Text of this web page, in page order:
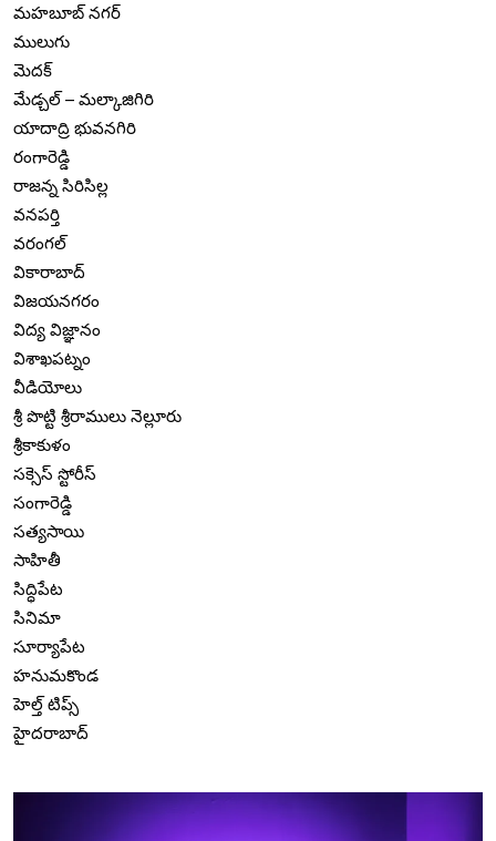
మహబూబ్ నగర్
ములుగు
మెదక్
మేడ్చల్ – మల్కాజిగిరి
యాదాద్రి భువనగిరి
రంగారెడ్డి
రాజన్న సిరిసిల్ల
వనపర్తి
వరంగల్
వికారాబాద్
విజయనగరం
విద్య విజ్ఞానం
విశాఖపట్నం
వీడియోలు
శ్రీ పొట్టి శ్రీరాములు నెల్లూరు
శ్రీకాకుళం
సక్సెస్ స్టోరీస్
సంగారెడ్డి
సత్యసాయి
సాహితీ
సిద్ధిపేట
సినిమా
సూర్యాపేట
హనుమకొండ
హెల్త్ టిప్స్
హైదరాబాద్